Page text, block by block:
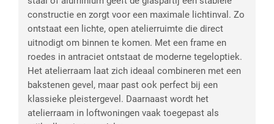
constructie en zorgt voor een maximale lichtinval. Zo
ontstaat een lichte, open atelier­ruimte die direct
uitnodigt om binnen te komen. Met een frame en
roedes in antraciet ontstaat de moderne tegeloptiek.
Het atelierraam laat zich ideaal combineren met een
bakstenen gevel, maar past ook perfect bij een
klassieke pleistergevel. Daarnaast wordt het
atelierraam in loftwoningen vaak toegepast als